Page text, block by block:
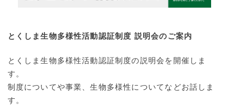
とくしま生物多様性活動認証制度 説明会のご案内
とくしま生物多様性活動認証制度の説明会を開催しま
す。
制度についてや事業、生物多様性についてなどお話しま
す。